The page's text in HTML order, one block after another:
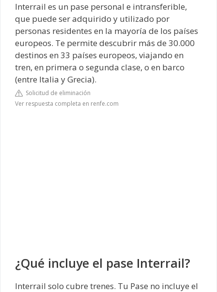
Interrail es un pase personal e intransferible,
que puede ser adquirido y utilizado por
personas residentes en la mayoría de los países
europeos. Te permite descubrir más de 30.000
destinos en 33 países europeos, viajando en
tren, en primera o segunda clase, o en barco
(entre Italia y Grecia).
Solicitud de eliminación
Ver respuesta completa en renfe.com
¿Qué incluye el pase Interrail?
Interrail solo cubre trenes. Tu Pase no incluye el